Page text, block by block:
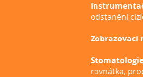
odstanění
Zobrazovací
Stomatologie
rovnátka,